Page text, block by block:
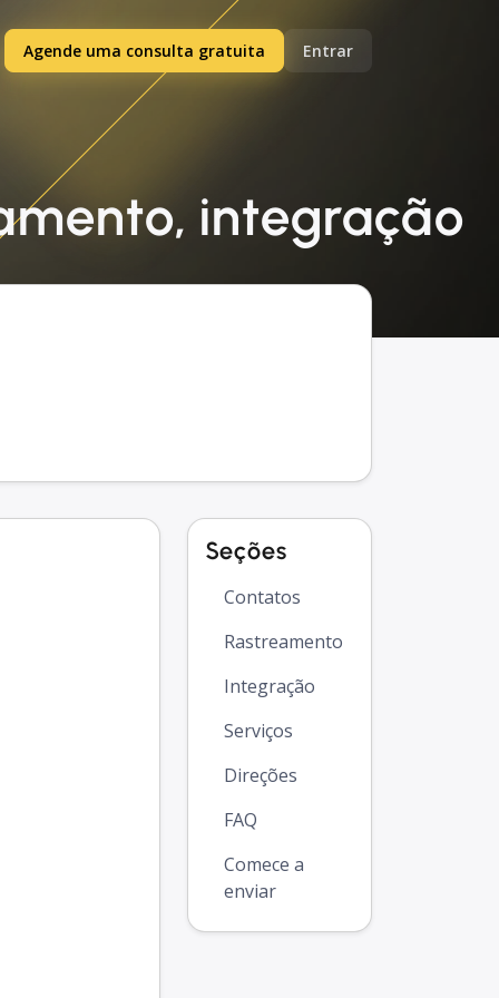
Agende uma consulta gratuita Entrar
integração
Seções
Contatos
Rastreamento
Integração
Serviços
Direções
FAQ
Comece a
enviar